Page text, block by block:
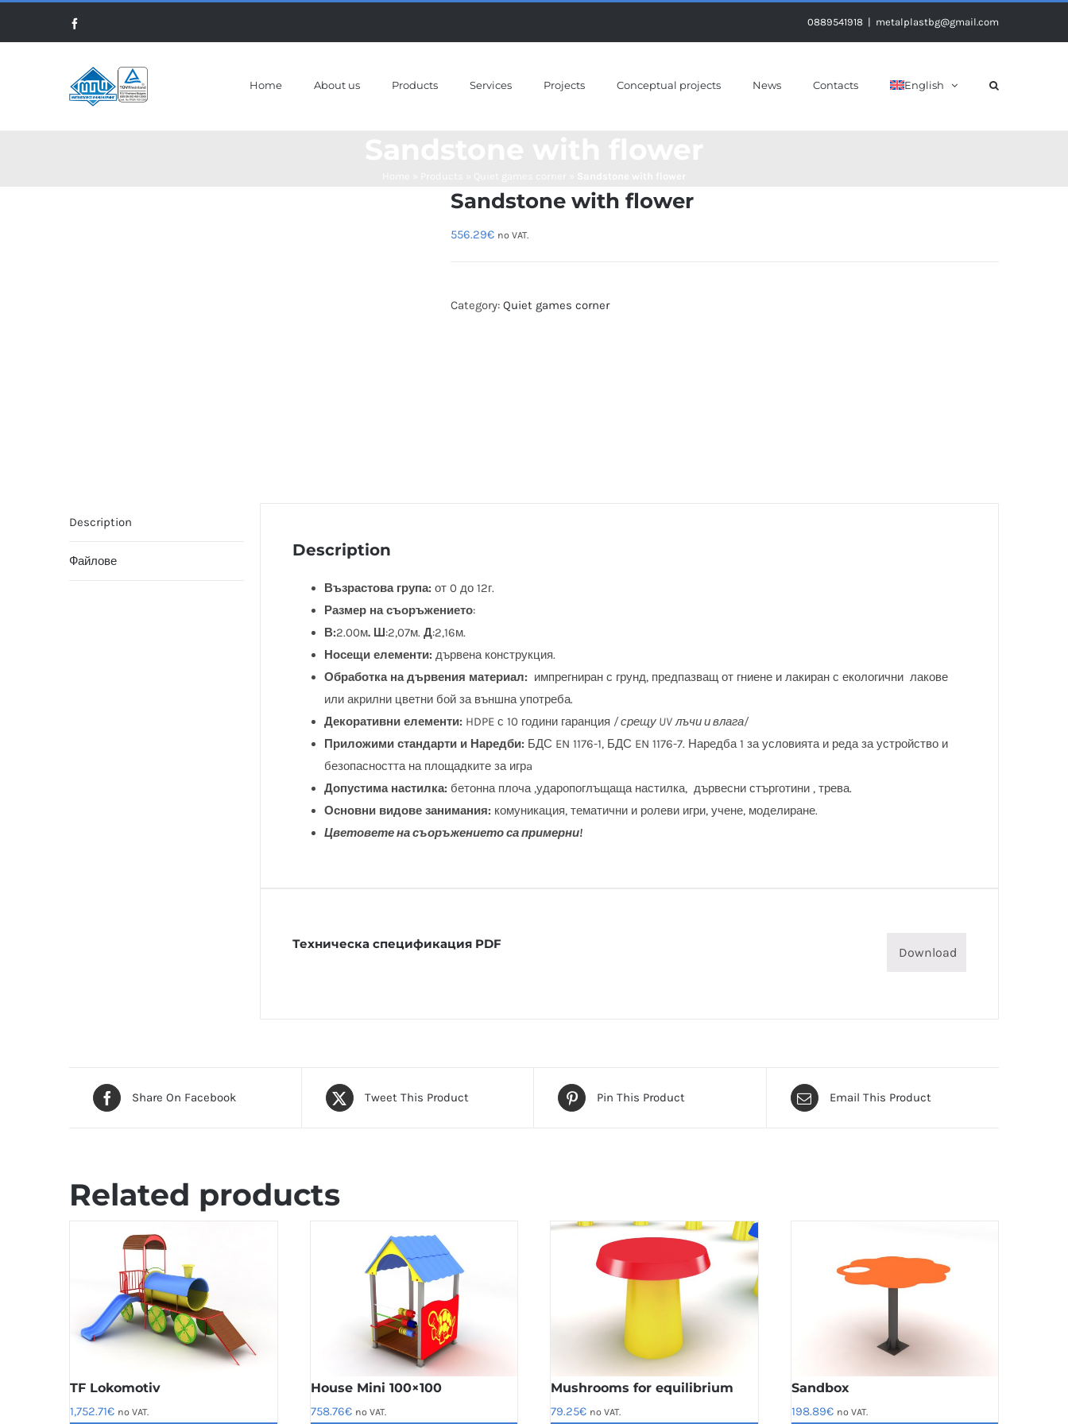
0889541918 | metalplastbg@gmail.com
Home About us Products Services Projects Conceptual projects News Contacts English
Sandstone with flower
556.29€ no VAT.
Category: Quiet games corner
Description
Файлове
Description
Възрастова група: от 0 до 12г.
Размер на съоръжението:
В:2.00м. Ш:2,07м. Д:2,16м.
Носещи елементи: дървена конструкция.
Обработка на дървения материал: импрегниран с грунд, предпазващ от гниене и лакиран с екологични лакове
или акрилни цветни бой за външна употреба.
Декоративни елементи: HDPE с 10 години гаранция / срещу UV лъчи и влага/
Приложими стандарти и Наредби: БДС EN 1176-1, БДС EN 1176-7. Наредба 1 за условията и реда за устройство и
безопасността на площадките за игрa
Допустима настилка: бетонна плоча ,ударопоглъщаща настилка, дървесни стърготини , трева.
Основни видове занимания: комуникация, тематични и ролеви игри, учене, моделиране.
Цветовете на съоръжението са примерни!
Техническа спецификация PDF
Download
Share On Facebook Tweet This Product Pin This Product Email This Product
Related products
TF Lokomotiv
1,752.71€ no VAT.
House Mini 100×100
758.76€ no VAT.
Mushrooms for equilibrium
79.25€ no VAT.
Sandbox
198.89€ no VAT.